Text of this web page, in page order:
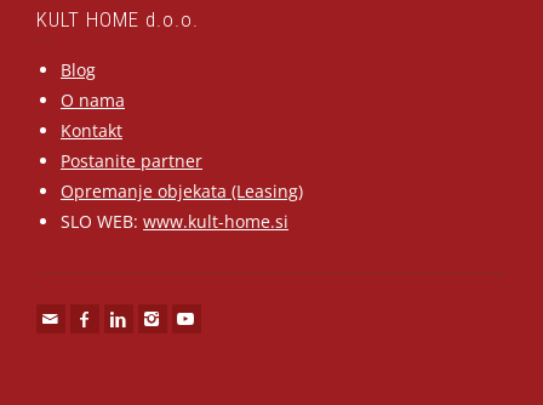
KULT HOME d.o.o.
Blog
O nama
Kontakt
Postanite partner
Opremanje objekata (Leasing)
SLO WEB: www.kult-home.si